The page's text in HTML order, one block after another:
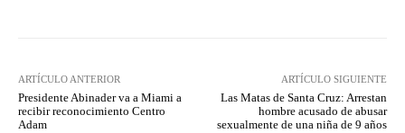
ARTÍCULO ANTERIOR
Presidente Abinader va a Miami a
recibir reconocimiento Centro
Adam
ARTÍCULO SIGUIENTE
Las Matas de Santa Cruz: Arrestan
hombre acusado de abusar
sexualmente de una niña de 9 años